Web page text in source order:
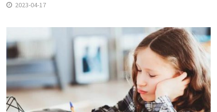
2023-04-17